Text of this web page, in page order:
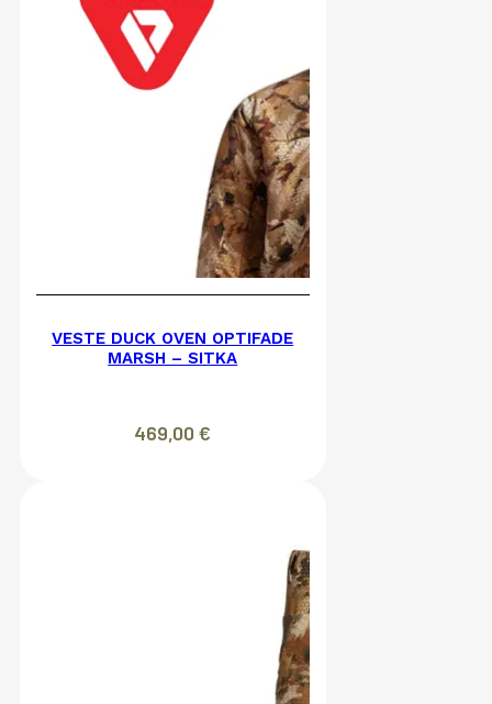
VESTE DUCK OVEN OPTIFADE
MARSH – SITKA
469,00€